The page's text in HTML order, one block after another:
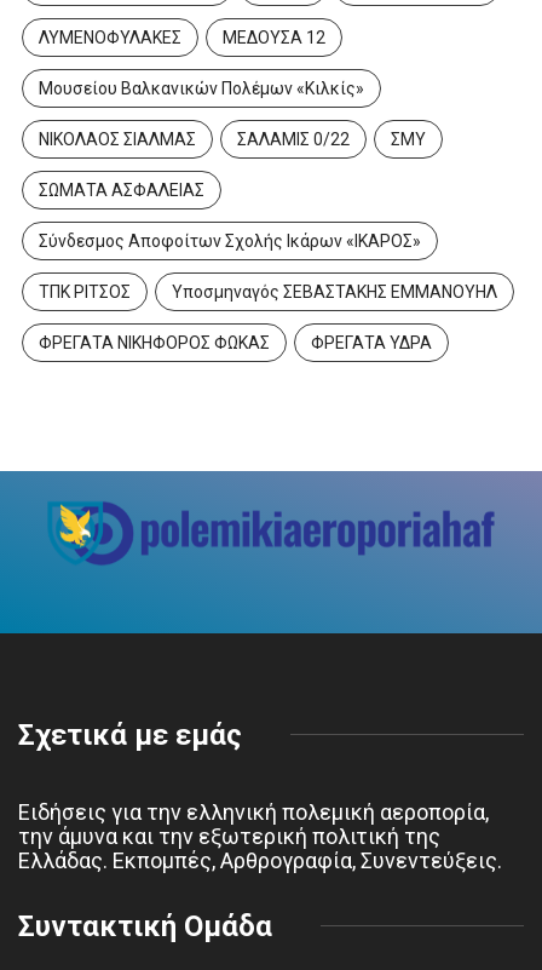
ΛΥΜΕΝΟΦΥΛΑΚΕΣ ΜΕΔΟΥΣΑ 12
Μουσείου Βαλκανικών Πολέμων «Κιλκίς»
ΝΙΚΟΛΑΟΣ ΣΙΑΛΜΑΣ ΣΑΛΑΜΙΣ 0/22 ΣΜΥ
ΣΩΜΑΤΑ ΑΣΦΑΛΕΙΑΣ
Σύνδεσμος Αποφοίτων Σχολής Ικάρων «ΙΚΑΡΟΣ»
ΤΠΚ ΡΙΤΣΟΣ Υποσμηναγός ΣΕΒΑΣΤΑΚΗΣ ΕΜΜΑΝΟΥΗΛ
ΦΡΕΓΑΤΑ ΝΙΚΗΦΟΡΟΣ ΦΩΚΑΣ ΦΡΕΓΑΤΑ ΥΔΡΑ
Σχετικά με εμάς
Ειδήσεις για την ελληνική πολεμική αεροπορία,
την άμυνα και την εξωτερική πολιτική της
Ελλάδας. Εκπομπές, Αρθρογραφία, Συνεντεύξεις.
Συντακτική Ομάδα